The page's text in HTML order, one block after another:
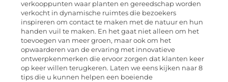
verkooppunten waar planten en gereedschap worden
verkocht in dynamische ruimtes die bezoekers
inspireren om contact te maken met de natuur en hun
handen vuil te maken. En het gaat niet alleen om het
toevoegen van meer groen, maar ook om het
opwaarderen van de ervaring met innovatieve
ontwerpkenmerken die ervoor zorgen dat klanten keer
op keer willen terugkeren. Laten we eens kijken naar 8
tips die u kunnen helpen een boeiende